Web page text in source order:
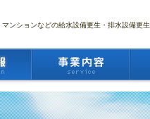
マンションなどの給水設備更生・排水設備更